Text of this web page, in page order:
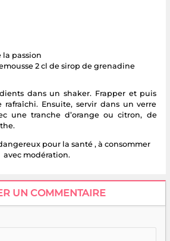
la passion
2 cl de sirop de grenadine
dans un shaker. Frapper et puis
rafraîchi. Ensuite, servir dans un verre
une tranche d’orange ou citron, de
pour la santé , à consommer
avec modération.
UN COMMENTAIRE